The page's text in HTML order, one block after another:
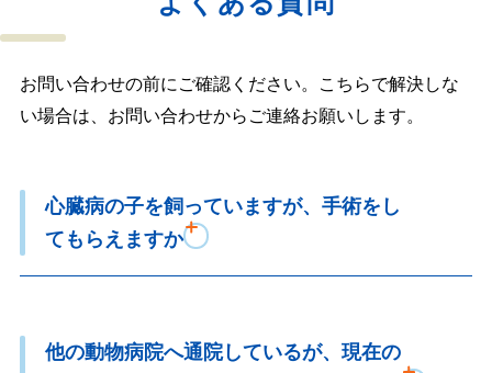
お問い合わせの前にご確認ください。こちらで解決しな
い場合は、お問い合わせからご連絡お願いします。
心臓病の子を飼っていますが、手術をし
てもらえますか
他の動物病院へ通院しているが、現在の